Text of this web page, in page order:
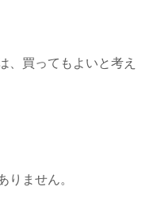
、買ってもよいと考え
りません。